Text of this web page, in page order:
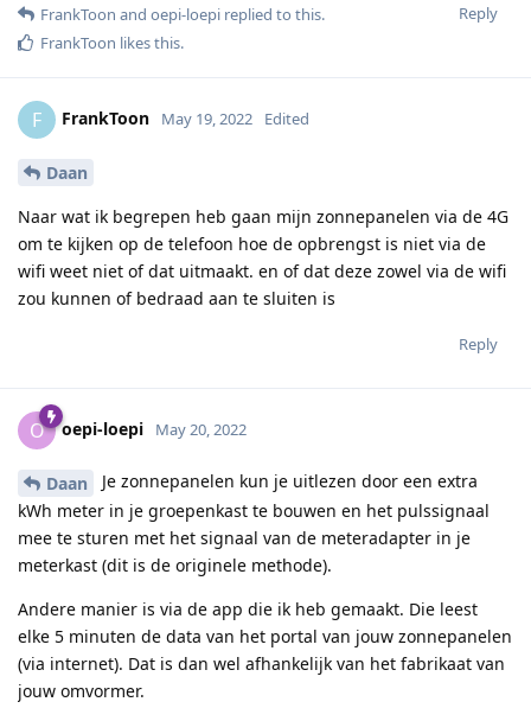
Reply
FrankToon and oepi-loepi replied to this.
FrankToon likes this.
F FrankToon May 19, 2022 Edited
Daan
Naar wat ik begrepen heb gaan mijn zonnepanelen via de 4G
om te kijken op de telefoon hoe de opbrengst is niet via de
wifi weet niet of dat uitmaakt. en of dat deze zowel via de wifi
zou kunnen of bedraad aan te sluiten is
Reply
O oepi-loepi May 20, 2022
Daan
Je zonnepanelen kun je uitlezen door een extra
kWh meter in je groepenkast te bouwen en het pulssignaal
mee te sturen met het signaal van de meteradapter in je
meterkast (dit is de originele methode).
Andere manier is via de app die ik heb gemaakt. Die leest
elke 5 minuten de data van het portal van jouw zonnepanelen
(via internet). Dat is dan wel afhankelijk van het fabrikaat van
jouw omvormer.